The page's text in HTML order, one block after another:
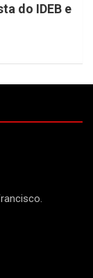
do IDEB e